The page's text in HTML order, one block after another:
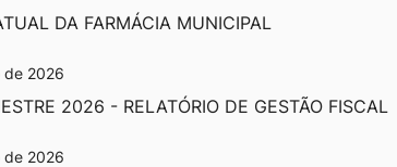
DA FARMÁCIA MUNICIPAL
de 2026
2026 - RELATÓRIO DE GESTÃO FISCAL
de 2026